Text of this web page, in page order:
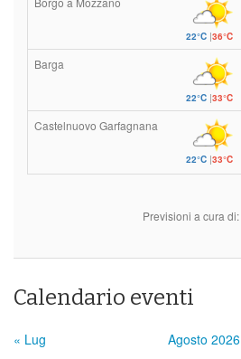
22°C|36°C
Barga
22°C|33°C
Castelnuovo Garfagnana
22°C|33°C
Previsioni a cura di:
Calendario eventi
« Lug Agosto 2026